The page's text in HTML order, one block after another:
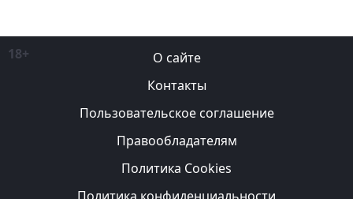
18+
О сайте
Контакты
Пользовательское соглашение
Правообладателям
Политика Cookies